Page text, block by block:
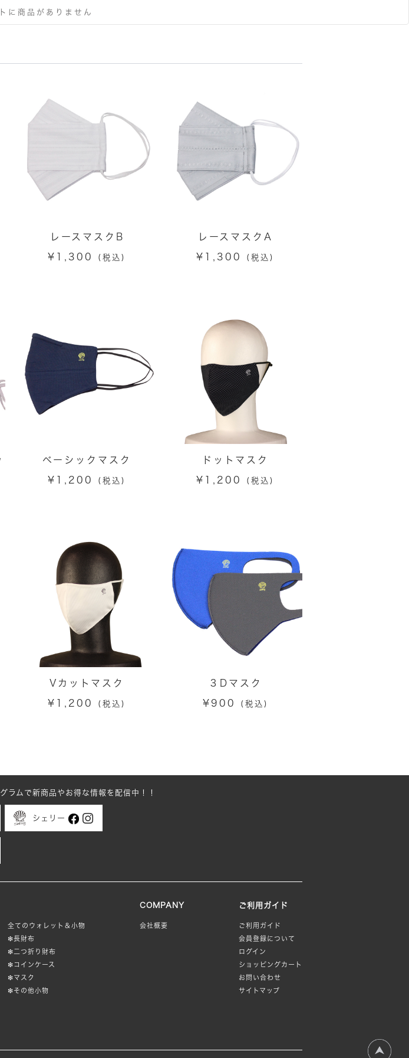
に商品がありません
レースマスクB
¥ 1,300 (税込)
レースマスクA
¥ 1,300 (税込)
ベーシックマスク
¥ 1,200 (税込)
ドットマスク
¥ 1,200 (税込)
Vカットマスク
¥ 1,200 (税込)
３Dマスク
¥ 900 (税込)
ラムで新商品やお得な情報を配信中！！
シェリー
全てのウォレット＆小物
❇︎長財布
❇︎二つ折り財布
❇︎コインケース
❇︎マスク
❇︎その他小物
COMPANY
会社概要
ご利用ガイド
ご利用ガイド
会員登録について
ログイン
ショッピングカート
お問い合わせ
サイトマップ